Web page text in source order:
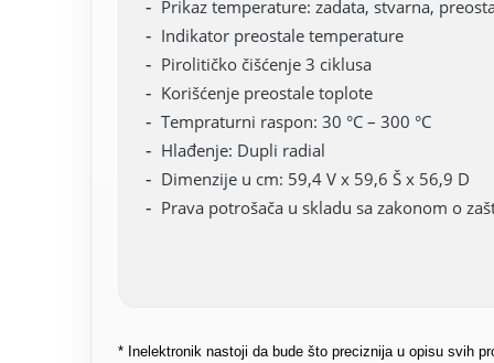
Prikaz temperature: zadata, stvarna,
Indikator preostale temperature
Pirolitičko čišćenje 3 ciklusa
Korišćenje preostale toplote
Tempraturni raspon: 30 °C – 300 °C
Hlađenje: Dupli radial
Dimenzije u cm: 59,4 V x 59,6 Š x 56,9 D
Prava potrošača u skladu sa zakonom o
* Inelektronik nastoji da bude što preciznija u opisu svih